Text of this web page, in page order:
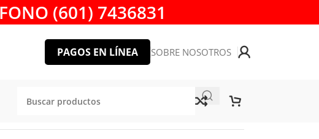
(601) 7436831
PAGOS EN LÍNEA SOBRE NOSOTROS